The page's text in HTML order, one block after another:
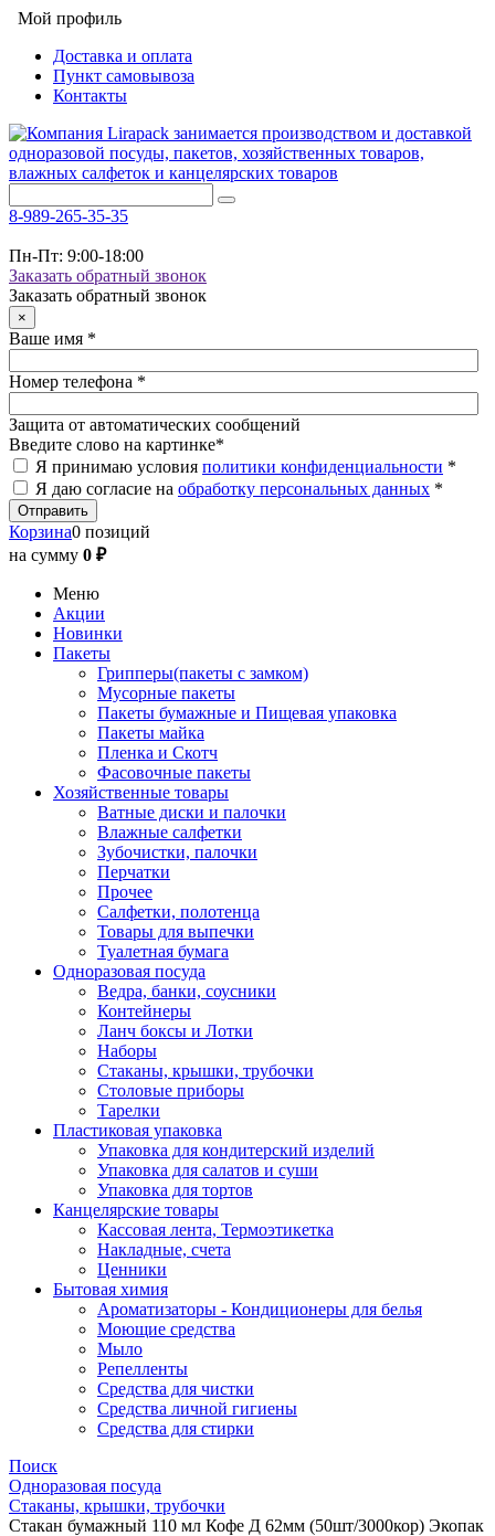
Мой профиль
Доставка и оплата
Пункт самовывоза
Контакты
8-989-265-35-35
Пн-Пт: 9:00-18:00
Заказать обратный звонок
Заказать обратный звонок
×
Ваше имя *
Номер телефона *
Защита от автоматических сообщений
Введите слово на картинке*
Я принимаю условия политики конфиденциальности *
Я даю согласие на обработку персональных данных *
Корзина0 позиций
на сумму 0 ₽
Меню
Акции
Новинки
Пакеты
Грипперы(пакеты с замком)
Мусорные пакеты
Пакеты бумажные и Пищевая упаковка
Пакеты майка
Пленка и Скотч
Фасовочные пакеты
Хозяйственные товары
Ватные диски и палочки
Влажные салфетки
Зубочистки, палочки
Перчатки
Прочее
Салфетки, полотенца
Товары для выпечки
Туалетная бумага
Одноразовая посуда
Ведра, банки, соусники
Контейнеры
Ланч боксы и Лотки
Наборы
Стаканы, крышки, трубочки
Столовые приборы
Тарелки
Пластиковая упаковка
Упаковка для кондитерский изделий
Упаковка для салатов и суши
Упаковка для тортов
Канцелярские товары
Кассовая лента, Термоэтикетка
Накладные, счета
Ценники
Бытовая химия
Ароматизаторы - Кондиционеры для белья
Моющие средства
Мыло
Репелленты
Средства для чистки
Средства личной гигиены
Средства для стирки
Поиск
Одноразовая посуда
Стаканы, крышки, трубочки
Стакан бумажный 110 мл Кофе Д 62мм (50шт/3000кор) Экопак